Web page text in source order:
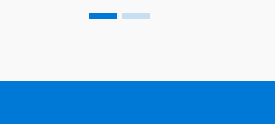
montieren lassen. Sie sind äußerst